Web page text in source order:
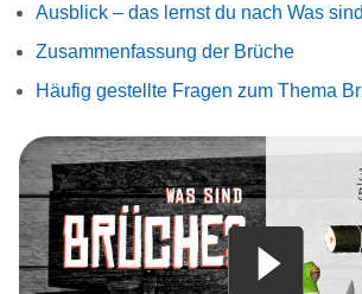
Ausblick – das lernst du nach Was
Zusammenfassung der Brüche
Häufig gestellte Fragen zum Thema